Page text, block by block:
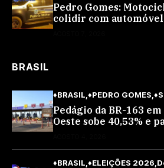
Pedro Gomes:
colidir com automóvel
BRASIL
♦BRASIL ♦PEDRO GOMES
Pedágio da BR-163
Oeste sobe 40,53% e
♦BRASIL ♦ELEIÇÕES 2026